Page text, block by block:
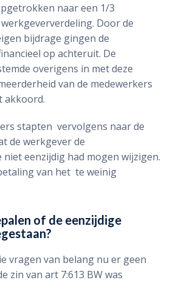
naar een 1/3
Door de
bijdrage gingen de
op achteruit. De
overigens in met deze
van de medewerkers
akkoord.
stapten vervolgens naar de
de werkgever de
eenzijdig had mogen wijzigen.
van het te weinig
of de eenzijdige
vragen van belang nu er geen
zin van art 7:613 BW was